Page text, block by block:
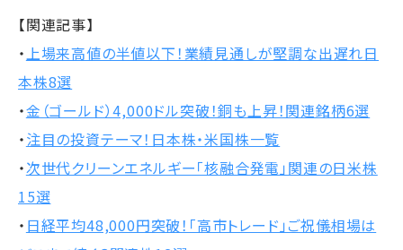
【関連記事】
・上場来高値の半値以下！業績見通しが堅調な出遅れ日
本株8選
・金（ゴールド）4,000ドル突破！銅も上昇！関連銘柄6選
・注目の投資テーマ！日本株・米国株一覧
・次世代クリーンエネルギー「核融合発電」関連の日米株
15選
・ 日経平均48,000円突破！「高市トレード」ご祝儀相場は